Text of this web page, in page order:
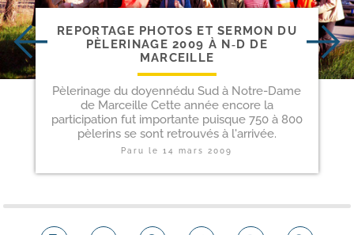
REPORTAGE PHOTOS ET SERMON DU
PÈLERINAGE 2009 À N‑D DE
MARCEILLE
Pèlerinage du doyennédu Sud à Notre-Dame
de Marceille Cette année encore la
participation fut importante puisque 750 à 800
pèlerins se sont retrouvés à l'arrivée.
Paru le14 mars 2009